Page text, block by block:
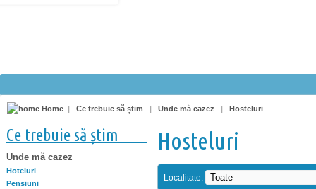
Home | Ce trebuie să știm | Unde mă cazez | Hosteluri
Ce trebuie să știm
Unde mă cazez
Hoteluri
Pensiuni
Hosteluri
Localitate: